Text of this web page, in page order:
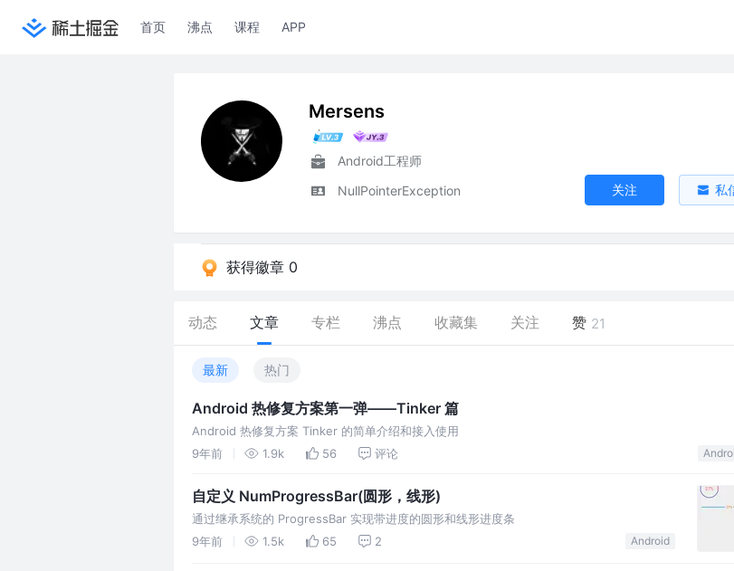
首页 沸点 课程 APP
Mersens
Android工程师
NullPointerException
关注 私
获得徽章 0
动态 文章 专栏 沸点 收藏集 关注 赞 21
最新 热门
Android 热修复方案第一弹——Tinker 篇
Android 热修复方案 Tinker 的简单介绍和接入使用
9年前
1.9k 56 评论
自定义 NumProgressBar(圆形，线形)
通过继承系统的 ProgressBar 实现带进度的圆形和线形进度条
9年前
1.5k 65 2 Android